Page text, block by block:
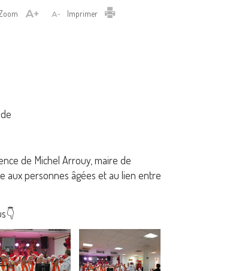
Imprimer Imprimer
de Michel Arrouy, maire de
aux personnes âgées et au lien entre